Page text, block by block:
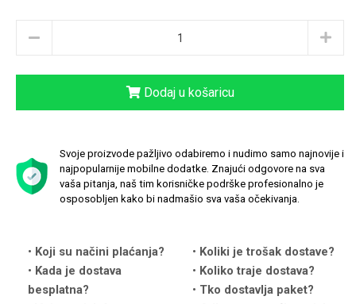
Dodaj u košaricu
Svoje proizvode pažljivo odabiremo i nudimo samo najnovije i
najpopularnije mobilne dodatke. Znajući odgovore na sva
vaša pitanja, naš tim korisničke podrške profesionalno je
osposobljen kako bi nadmašio sva vaša očekivanja.
Koji su načini plaćanja?
Koliki je trošak dostave?
Kada je dostava
besplatna?
Koliko traje dostava?
Tko dostavlja paket?
Love motivi I Need Some Space